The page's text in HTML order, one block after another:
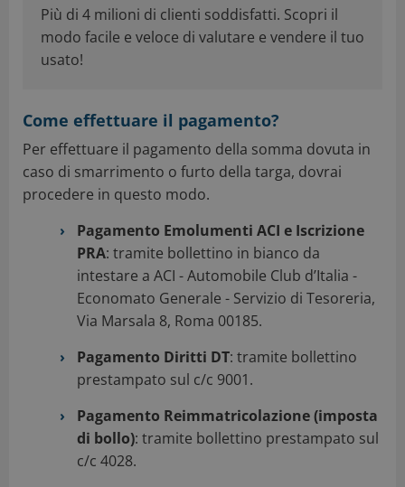
Più di 4 milioni di clienti soddisfatti. Scopri il
modo facile e veloce di valutare e vendere il tuo
usato!
Come effettuare il pagamento?
Per effettuare il pagamento della somma dovuta in
caso di smarrimento o furto della targa, dovrai
procedere in questo modo.
Pagamento Emolumenti ACI e Iscrizione
PRA: tramite bollettino in bianco da
intestare a ACI - Automobile Club d’Italia -
Economato Generale - Servizio di Tesoreria,
Via Marsala 8, Roma 00185.
Pagamento Diritti DT: tramite bollettino
prestampato sul c/c 9001.
Pagamento Reimmatricolazione (imposta
di bollo): tramite bollettino prestampato sul
c/c 4028.